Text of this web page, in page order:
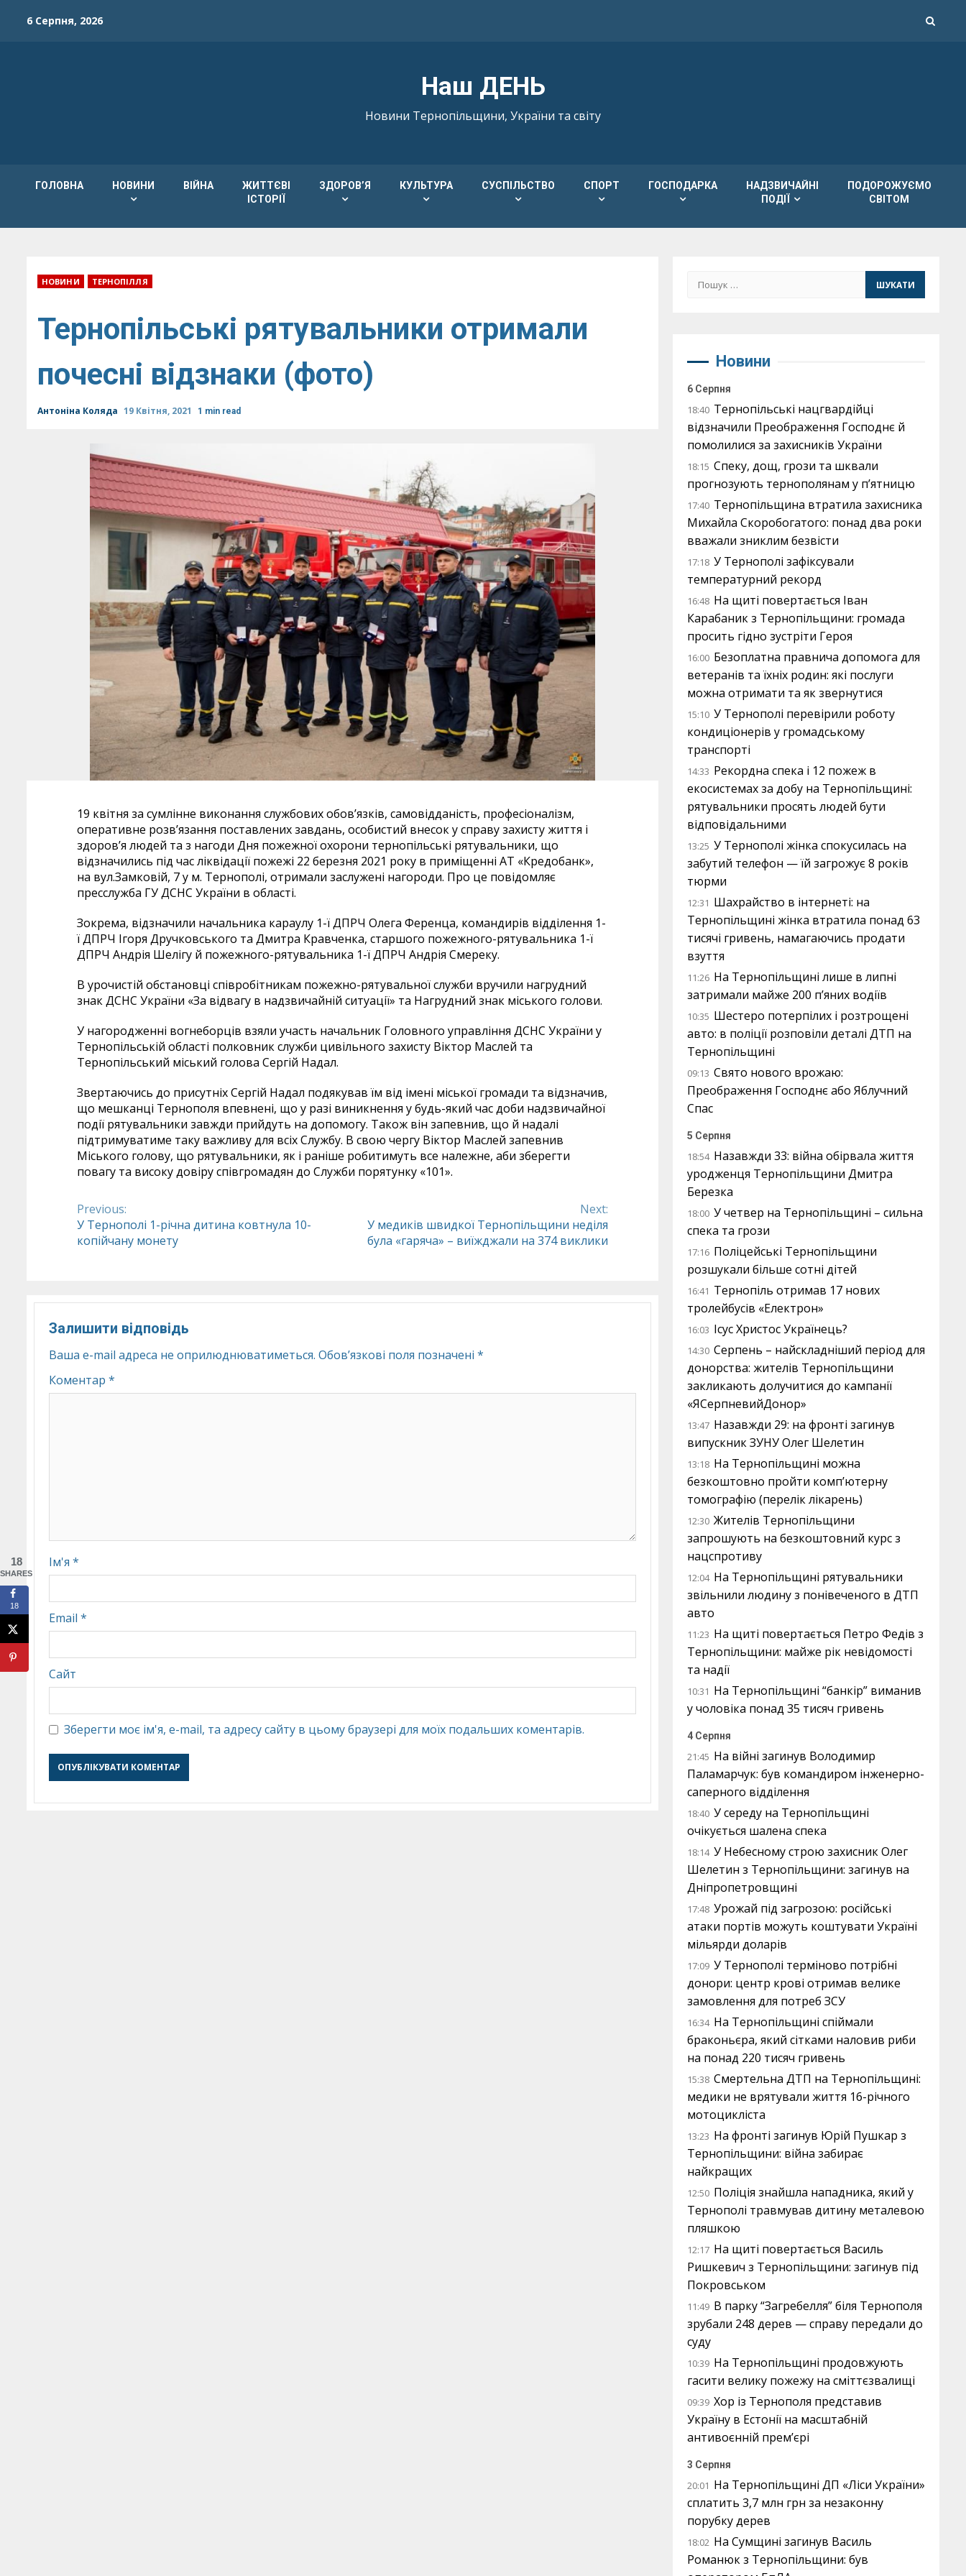
6 Серпня, 2026
Наш ДЕНЬ
Новини Тернопільщини, України та світу
ГОЛОВНА НОВИНИ ВІЙНА
ЖИТТЄВІ
ІСТОРІЇ
ЗДОРОВ’Я КУЛЬТУРА СУСПІЛЬСТВО СПОРТ ГОСПОДАРКА
НАДЗВИЧАЙНІ
ПОДІЇ
ПОДОРОЖУЄМО
СВІТОМ
НОВИНИ ТЕРНОПІЛЛЯ
Тернопільські рятувальники отримали
почесні відзнаки (фото)
Антоніна Коляда 19 Квітня, 2021 1 min read
19 квітня за сумлінне виконання службових обов’язків, самовідданість, професіоналізм,
оперативне розв’язання поставлених завдань, особистий внесок у справу захисту життя і
здоров’я людей та з нагоди Дня пожежної охорони тернопільські рятувальники, що
відзначились під час ліквідації пожежі 22 березня 2021 року в приміщенні АТ «Кредобанк»,
на вул.Замковій, 7 у м. Тернополі, отримали заслужені нагороди. Про це повідомляє
пресслужба ГУ ДСНС України в області.
Зокрема, відзначили начальника караулу 1-ї ДПРЧ Олега Ференца, командирів відділення 1-
ї ДПРЧ Ігоря Дручковського та Дмитра Кравченка, старшого пожежного-рятувальника 1-ї
ДПРЧ Андрія Шелігу й пожежного-рятувальника 1-ї ДПРЧ Андрія Смереку.
В урочистій обстановці співробітникам пожежно-рятувальної служби вручили нагрудний
знак ДСНС України «За відвагу в надзвичайній ситуації» та Нагрудний знак міського голови.
У нагородженні вогнеборців взяли участь начальник Головного управління ДСНС України у
Тернопільській області полковник служби цивільного захисту Віктор Маслей та
Тернопільський міський голова Сергій Надал.
Звертаючись до присутніх Сергій Надал подякував їм від імені міської громади та відзначив,
що мешканці Тернополя впевнені, що у разі виникнення у будь-який час доби надзвичайної
події рятувальники завжди прийдуть на допомогу. Також він запевнив, що й надалі
підтримуватиме таку важливу для всіх Службу. В свою чергу Віктор Маслей запевнив
Міського голову, що рятувальники, як і раніше робитимуть все належне, аби зберегти
повагу та високу довіру співгромадян до Служби порятунку «101».
Continue
Reading
Previous:
У Тернополі 1-річна дитина ковтнула 10-
копійчану монету
Next:
У медиків швидкої Тернопільщини неділя
була «гаряча» – виїжджали на 374 виклики
Залишити відповідь
Ваша e-mail адреса не оприлюднюватиметься. Обов’язкові поля позначені *
Коментар *
Ім'я *
Email *
Сайт
Зберегти моє ім'я, e-mail, та адресу сайту в цьому браузері для моїх подальших коментарів.
Пошук:
Новини
6 Серпня
18:40 Тернопільські нацгвардійці
відзначили Преображення Господнє й
помолилися за захисників України
18:15 Спеку, дощ, грози та шквали
прогнозують тернополянам у п’ятницю
17:40 Тернопільщина втратила захисника
Михайла Скоробогатого: понад два роки
вважали зниклим безвісти
17:18 У Тернополі зафіксували
температурний рекорд
16:48 На щиті повертається Іван
Карабаник з Тернопільщини: громада
просить гідно зустріти Героя
16:00 Безоплатна правнича допомога для
ветеранів та їхніх родин: які послуги
можна отримати та як звернутися
15:10 У Тернополі перевірили роботу
кондиціонерів у громадському
транспорті
14:33 Рекордна спека і 12 пожеж в
екосистемах за добу на Тернопільщині:
рятувальники просять людей бути
відповідальними
13:25 У Тернополі жінка спокусилась на
забутий телефон — їй загрожує 8 років
тюрми
12:31 Шахрайство в інтернеті: на
Тернопільщині жінка втратила понад 63
тисячі гривень, намагаючись продати
взуття
11:26 На Тернопільщині лише в липні
затримали майже 200 п’яних водіїв
10:35 Шестеро потерпілих і розтрощені
авто: в поліції розповіли деталі ДТП на
Тернопільщині
09:13 Свято нового врожаю:
Преображення Господнє або Яблучний
Спас
5 Серпня
18:54 Назавжди 33: війна обірвала життя
уродженця Тернопільщини Дмитра
Березка
18:00 У четвер на Тернопільщині – сильна
спека та грози
17:16 Поліцейські Тернопільщини
розшукали більше сотні дітей
16:41 Тернопіль отримав 17 нових
тролейбусів «Електрон»
16:03 Ісус Христос Українець?
14:30 Серпень – найскладніший період для
донорства: жителів Тернопільщини
закликають долучитися до кампанії
«ЯСерпневийДонор»
13:47 Назавжди 29: на фронті загинув
випускник ЗУНУ Олег Шелетин
13:18 На Тернопільщині можна
безкоштовно пройти комп’ютерну
томографію (перелік лікарень)
12:30 Жителів Тернопільщини
запрошують на безкоштовний курс з
нацспротиву
12:04 На Тернопільщині рятувальники
звільнили людину з понівеченого в ДТП
авто
11:23 На щиті повертається Петро Федів з
Тернопільщини: майже рік невідомості
та надії
10:31 На Тернопільщині “банкір” виманив
у чоловіка понад 35 тисяч гривень
4 Серпня
21:45 На війні загинув Володимир
Паламарчук: був командиром інженерно-
саперного відділення
18:40 У середу на Тернопільщині
очікується шалена спека
18:14 У Небесному строю захисник Олег
Шелетин з Тернопільщини: загинув на
Дніпропетровщині
17:48 Урожай під загрозою: російські
атаки портів можуть коштувати Україні
мільярди доларів
17:09 У Тернополі терміново потрібні
донори: центр крові отримав велике
замовлення для потреб ЗСУ
16:34 На Тернопільщині спіймали
браконьєра, який сітками наловив риби
на понад 220 тисяч гривень
15:38 Смертельна ДТП на Тернопільщині:
медики не врятували життя 16-річного
мотоцикліста
13:23 На фронті загинув Юрій Пушкар з
Тернопільщини: війна забирає
найкращих
12:50 Поліція знайшла нападника, який у
Тернополі травмував дитину металевою
пляшкою
12:17 На щиті повертається Василь
Ришкевич з Тернопільщини: загинув під
Покровськом
11:49 В парку “Загребелля” біля Тернополя
зрубали 248 дерев — справу передали до
суду
10:39 На Тернопільщині продовжують
гасити велику пожежу на сміттєзвалищі
09:39 Хор із Тернополя представив
Україну в Естонії на масштабній
антивоєнній прем’єрі
3 Серпня
20:01 На Тернопільщині ДП «Ліси України»
сплатить 3,7 млн грн за незаконну
порубку дерев
18:02 На Сумщині загинув Василь
Романюк з Тернопільщини: був
18
SHARES
18